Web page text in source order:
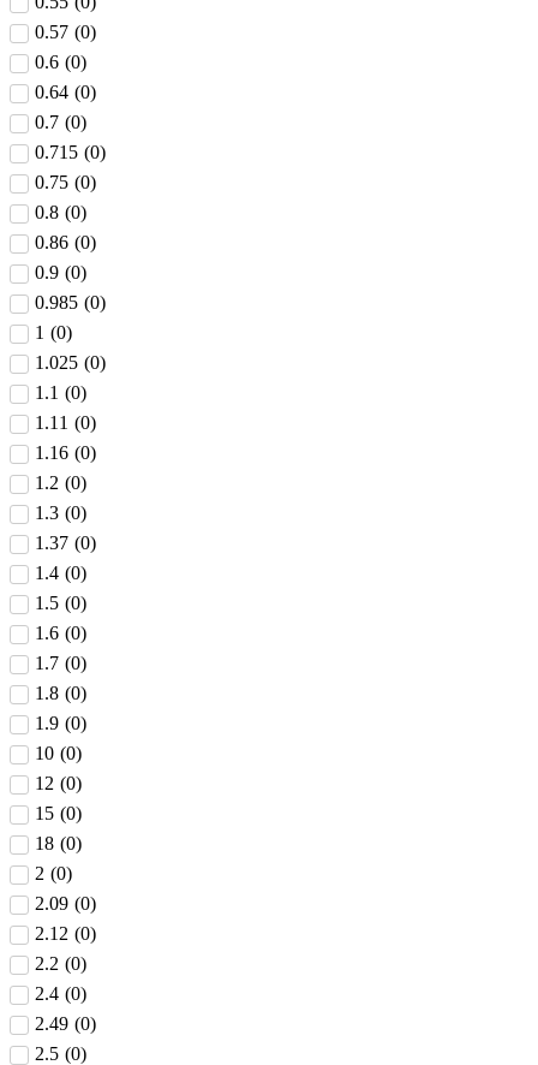
0.57 (0)
0.6 (0)
0.64 (0)
0.7 (0)
0.715 (0)
0.75 (0)
0.8 (0)
0.86 (0)
0.9 (0)
0.985 (0)
1 (0)
1.025 (0)
1.1 (0)
1.11 (0)
1.16 (0)
1.2 (0)
1.3 (0)
1.37 (0)
1.4 (0)
1.5 (0)
1.6 (0)
1.7 (0)
1.8 (0)
1.9 (0)
10 (0)
12 (0)
15 (0)
18 (0)
2 (0)
2.09 (0)
2.12 (0)
2.2 (0)
2.4 (0)
2.49 (0)
2.5 (0)